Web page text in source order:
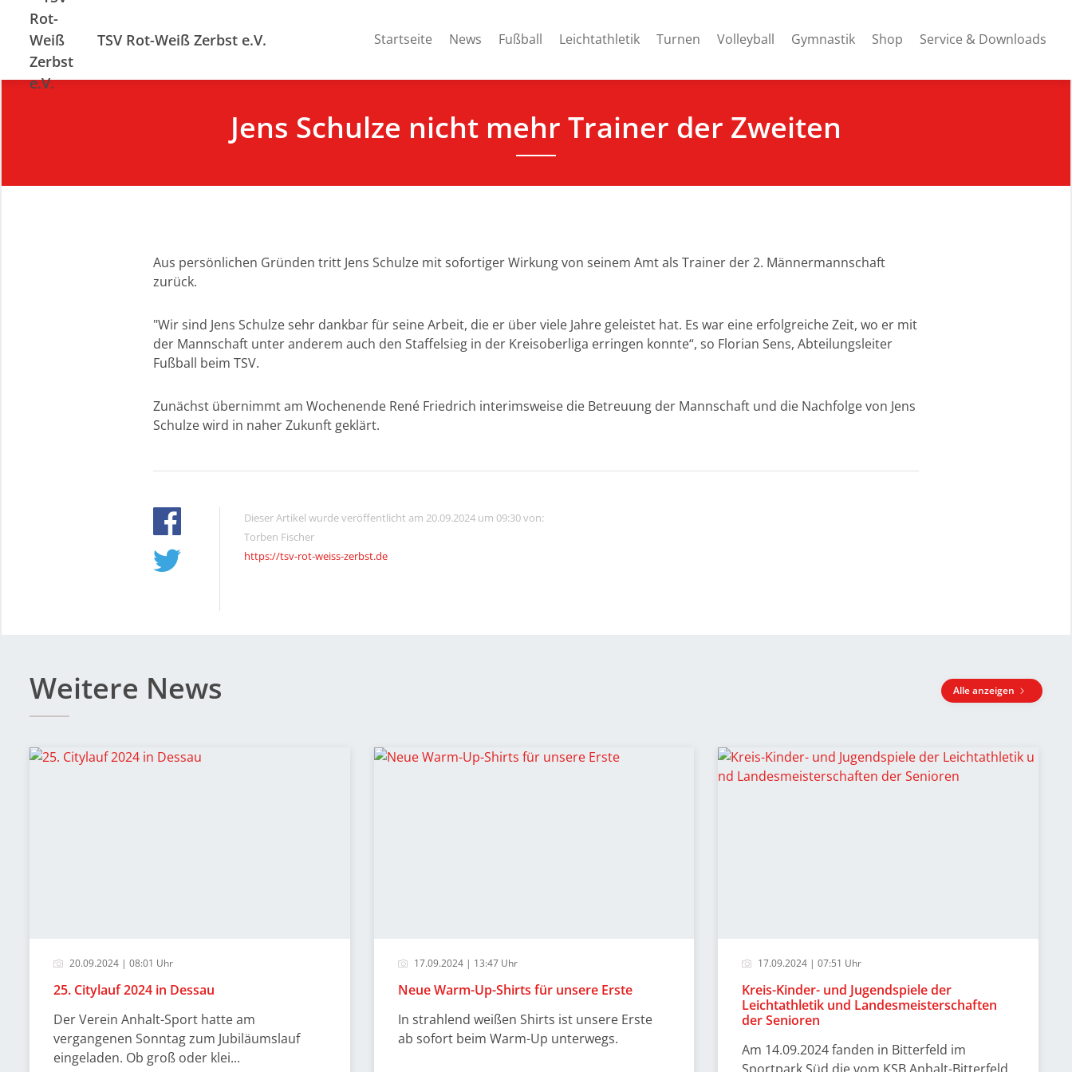
TSV Rot-Weiß Zerbst e.V. Startseite News Fußball Leichtathletik Turnen Volleyball Gymnastik Shop Service & Downloads
Jens Schulze nicht mehr Trainer der Zweiten
Aus persönlichen Gründen tritt Jens Schulze mit sofortiger Wirkung von seinem Amt als Trainer der 2. Männermannschaft
zurück.
"Wir sind Jens Schulze sehr dankbar für seine Arbeit, die er über viele Jahre geleistet hat. Es war eine erfolgreiche Zeit, wo er mit
der Mannschaft unter anderem auch den Staffelsieg in der Kreisoberliga erringen konnte“, so Florian Sens, Abteilungsleiter
Fußball beim TSV.
Zunächst übernimmt am Wochenende René Friedrich interimsweise die Betreuung der Mannschaft und die Nachfolge von Jens
Schulze wird in naher Zukunft geklärt.
Dieser Artikel wurde veröffentlicht am 20.09.2024 um 09:30 von:
Torben Fischer
https://tsv-rot-weiss-zerbst.de
Weitere News Alle anzeigen
20.09.2024 | 08:01 Uhr
25. Citylauf 2024 in Dessau
Der Verein Anhalt-Sport hatte am
vergangenen Sonntag zum Jubiläumslauf
eingeladen. Ob groß oder klei...
17.09.2024 | 13:47 Uhr
Neue Warm-Up-Shirts für unsere Erste
In strahlend weißen Shirts ist unsere Erste
ab sofort beim Warm-Up unterwegs.
17.09.2024 | 07:51 Uhr
Kreis-Kinder- und Jugendspiele der
Leichtathletik und Landesmeisterschaften
der Senioren
Am 14.09.2024 fanden in Bitterfeld im